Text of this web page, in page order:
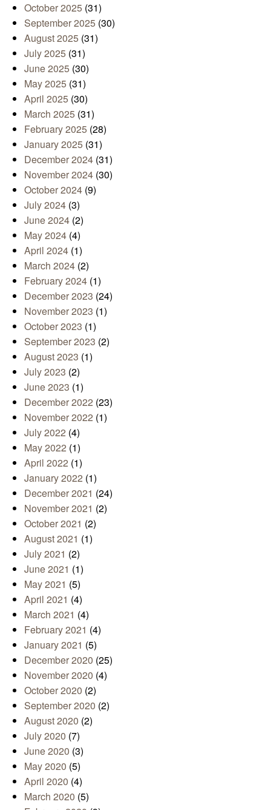
October 2025 (31)
September 2025 (30)
August 2025 (31)
July 2025 (31)
June 2025 (30)
May 2025 (31)
April 2025 (30)
March 2025 (31)
February 2025 (28)
January 2025 (31)
December 2024 (31)
November 2024 (30)
October 2024 (9)
July 2024 (3)
June 2024 (2)
May 2024 (4)
April 2024 (1)
March 2024 (2)
February 2024 (1)
December 2023 (24)
November 2023 (1)
October 2023 (1)
September 2023 (2)
August 2023 (1)
July 2023 (2)
June 2023 (1)
December 2022 (23)
November 2022 (1)
July 2022 (4)
May 2022 (1)
April 2022 (1)
January 2022 (1)
December 2021 (24)
November 2021 (2)
October 2021 (2)
August 2021 (1)
July 2021 (2)
June 2021 (1)
May 2021 (5)
April 2021 (4)
March 2021 (4)
February 2021 (4)
January 2021 (5)
December 2020 (25)
November 2020 (4)
October 2020 (2)
September 2020 (2)
August 2020 (2)
July 2020 (7)
June 2020 (3)
May 2020 (5)
April 2020 (4)
March 2020 (5)